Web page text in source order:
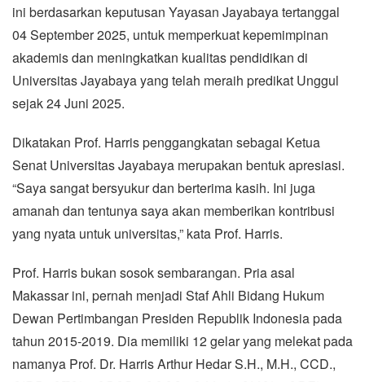
ini berdasarkan keputusan Yayasan Jayabaya tertanggal
04 September 2025, untuk memperkuat kepemimpinan
akademis dan meningkatkan kualitas pendidikan di
Universitas Jayabaya yang telah meraih predikat Unggul
sejak 24 Juni 2025.
Dikatakan Prof. Harris penggangkatan sebagai Ketua
Senat Universitas Jayabaya merupakan bentuk apresiasi.
“Saya sangat bersyukur dan berterima kasih. Ini juga
amanah dan tentunya saya akan memberikan kontribusi
yang nyata untuk universitas,” kata Prof. Harris.
Prof. Harris bukan sosok sembarangan. Pria asal
Makassar ini, pernah menjadi Staf Ahli Bidang Hukum
Dewan Pertimbangan Presiden Republik Indonesia pada
tahun 2015-2019. Dia memiliki 12 gelar yang melekat pada
namanya Prof. Dr. Harris Arthur Hedar S.H., M.H., CCD.,